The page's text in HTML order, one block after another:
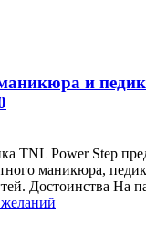
и
TNL Power Step
маникюра,
Достоинства На